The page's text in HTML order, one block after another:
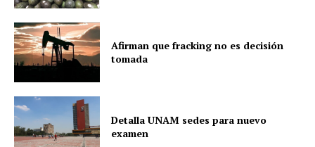
Afirman que fracking no es decisión
tomada
Detalla UNAM sedes para nuevo
examen